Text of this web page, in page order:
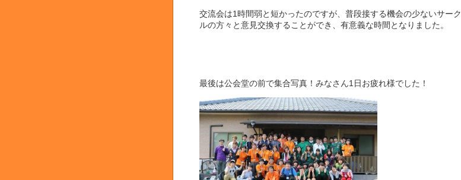
交流会は1時間弱と短かったのですが、普段接する機会の少ないサーク
ルの方々と意見交換することができ、有意義な時間となりました。
最後は公会堂の前で集合写真！みなさん1日お疲れ様でした！